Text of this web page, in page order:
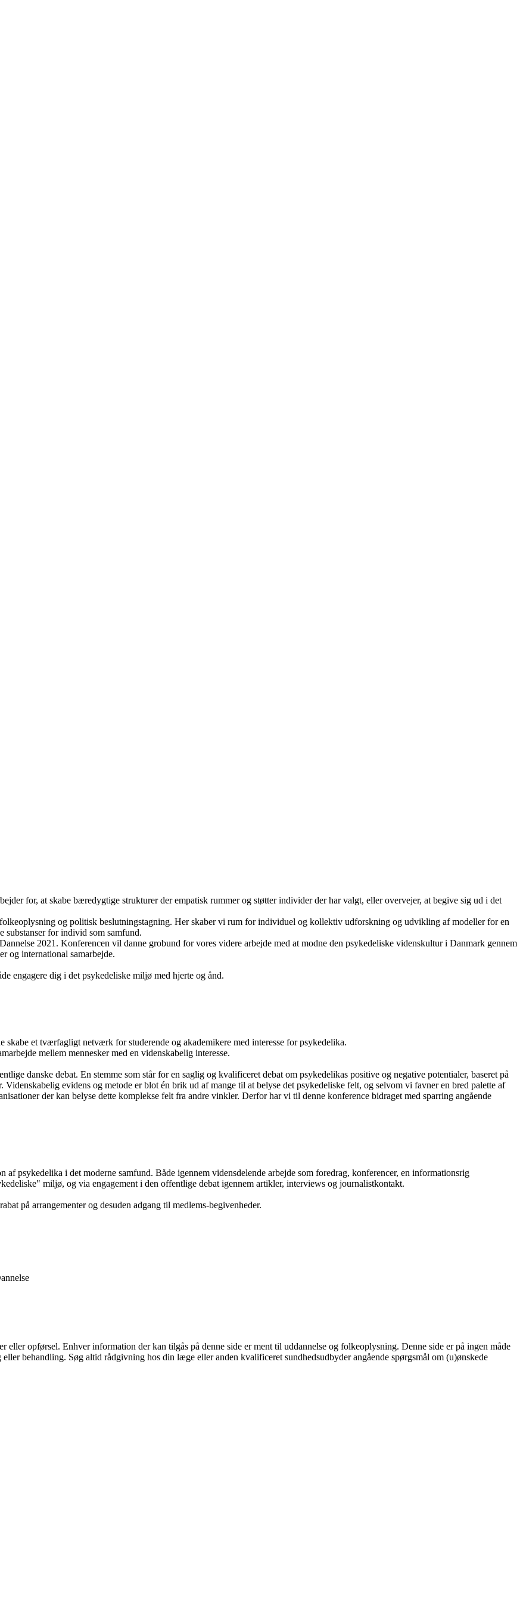
for, at skabe bæredygtige strukturer der empatisk rummer og støtter individer der har valgt, eller overvejer, at begive sig ud i det
og politisk beslutningstagning. Her skaber vi rum for individuel og kollektiv udforskning og udvikling af modeller for en
substanser for individ som samfund.
2021. Konferencen vil danne grobund for vores videre arbejde med at modne den psykedeliske videnskultur i Danmark gennem
og international samarbejde.
engagere dig i det psykedeliske miljø med hjerte og ånd.
et tværfagligt netværk for studerende og akademikere med interesse for psykedelika.
mellem mennesker med en videnskabelig interesse.
danske debat. En stemme som står for en saglig og kvalificeret debat om psykedelikas positive og negative potentialer, baseret på
evidens og metode er blot én brik ud af mange til at belyse det psykedeliske felt, og selvom vi favner en bred palette af
der kan belyse dette komplekse felt fra andre vinkler. Derfor har vi til denne konference bidraget med sparring angående
psykedelika i det moderne samfund. Både igennem vidensdelende arbejde som foredrag, konferencer, en informationsrig
miljø, og via engagement i den offentlige debat igennem artikler, interviews og journalistkontakt.
på arrangementer og desuden adgang til medlems-begivenheder.
opførsel. Enhver information der kan tilgås på denne side er ment til uddannelse og folkeoplysning. Denne side er på ingen måde
behandling. Søg altid rådgivning hos din læge eller anden kvalificeret sundhedsudbyder angående spørgsmål om (u)ønskede